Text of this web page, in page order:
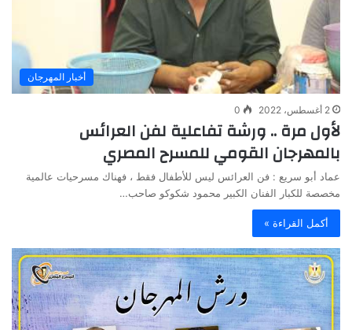
أخبار المهرجان
2 أغسطس، 2022 0
لأول مرة .. ورشة تفاعلية لفن العرائس
بالمهرجان القومي للمسرح المصري
عماد أبو سريع : فن العرائس ليس للأطفال فقط ، فهناك مسرحيات عالمية
مخصصة للكبار الفنان الكبير محمود شكوكو صاحب…
أكمل القراءة »